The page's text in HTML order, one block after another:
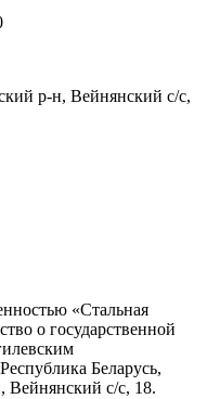
р-н, Вейнянский с/с,
«Стальная
о государственной
Беларусь,
Вейнянский с/с, 18.